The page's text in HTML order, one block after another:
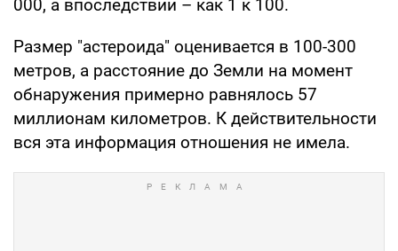
000, а впоследствии – как 1 к 100.
Размер "астероида" оценивается в 100-300
метров, а расстояние до Земли на момент
обнаружения примерно равнялось 57
миллионам километров. К действительности
вся эта информация отношения не имела.